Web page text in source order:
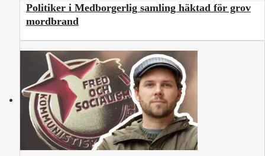
Politiker i Medborgerlig samling häktad för grov
mordbrand